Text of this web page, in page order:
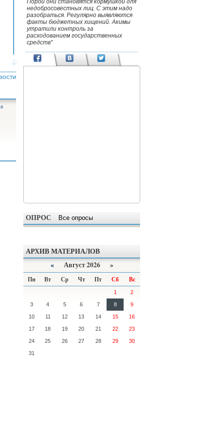
Порой они становятся кормушкой для
недобросовестных лиц. С этим надо
разобраться. Регулярно выявляются
факты бюджетных хищений. Акимы
утратили контроль за
расходованием государственных
средств"
ОПРОС Все опросы
АРХИВ МАТЕРИАЛОВ
«Август 2026 »
Пн Вт Ср Чт Пт Сб Вс
1 2
3 4 5 6 7 8 9
10 11 12 13 14 15 16
17 18 19 20 21 22 23
24 25 26 27 28 29 30
31